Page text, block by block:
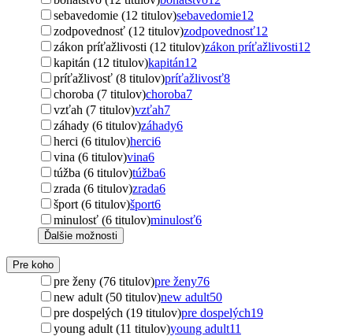
sebavedomie (12 titulov)sebavedomie12
zodpovednosť (12 titulov)zodpovednosť12
zákon príťažlivosti (12 titulov)zákon príťažlivosti12
kapitán (12 titulov)kapitán12
príťažlivosť (8 titulov)príťažlivosť8
choroba (7 titulov)choroba7
vzťah (7 titulov)vzťah7
záhady (6 titulov)záhady6
herci (6 titulov)herci6
vina (6 titulov)vina6
túžba (6 titulov)túžba6
zrada (6 titulov)zrada6
šport (6 titulov)šport6
minulosť (6 titulov)minulosť6
Ďalšie možnosti
Pre koho
pre ženy (76 titulov)pre ženy76
new adult (50 titulov)new adult50
pre dospelých (19 titulov)pre dospelých19
young adult (11 titulov)young adult11